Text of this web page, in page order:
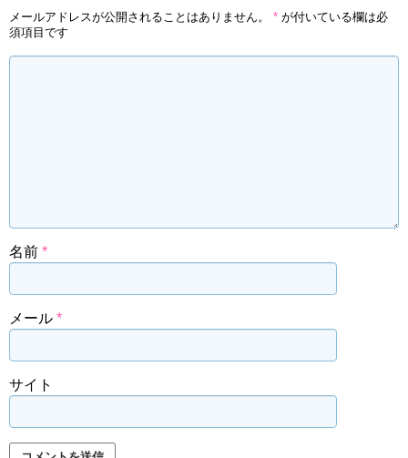
メールアドレスが公開されることはありません。 * が付いている欄は必
須項目です
名前 *
メール *
サイト